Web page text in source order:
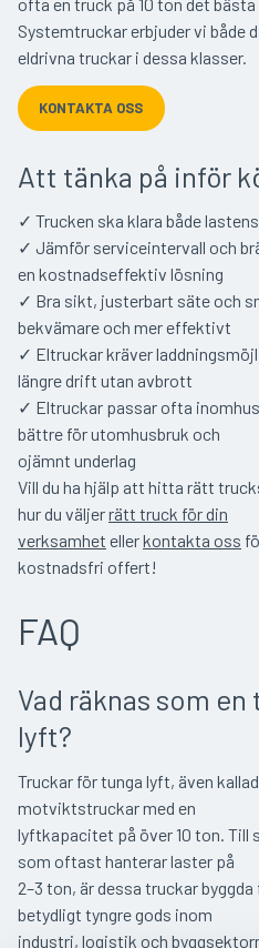
ofta en truck på 10 ton det
Systemtruckar erbjuder vi både
eldrivna truckar i dessa klasser.
KONTAKTA OSS
Att tänka på inför
✓ Trucken ska klara både
✓ Jämför serviceintervall och
en kostnadseffektiv lösning
✓ Bra sikt, justerbart säte och
bekvämare och mer effektivt
✓ Eltruckar kräver
längre drift utan avbrott
✓ Eltruckar passar ofta
bättre för utomhusbruk och
ojämnt underlag
Vill du ha hjälp att hitta rätt
hur du väljerrätt truck för din
verksamhet ellerkontakta oss
kostnadsfri offert!
FAQ
Vad räknas som
lyft?
Truckar för tunga lyft, även
motviktstruckar med en
lyftkapacitet på över 10 ton. Till
som oftast hanterar laster på
2–3 ton, är dessa truckar
betydligt tyngre gods inom
industri, logistik och